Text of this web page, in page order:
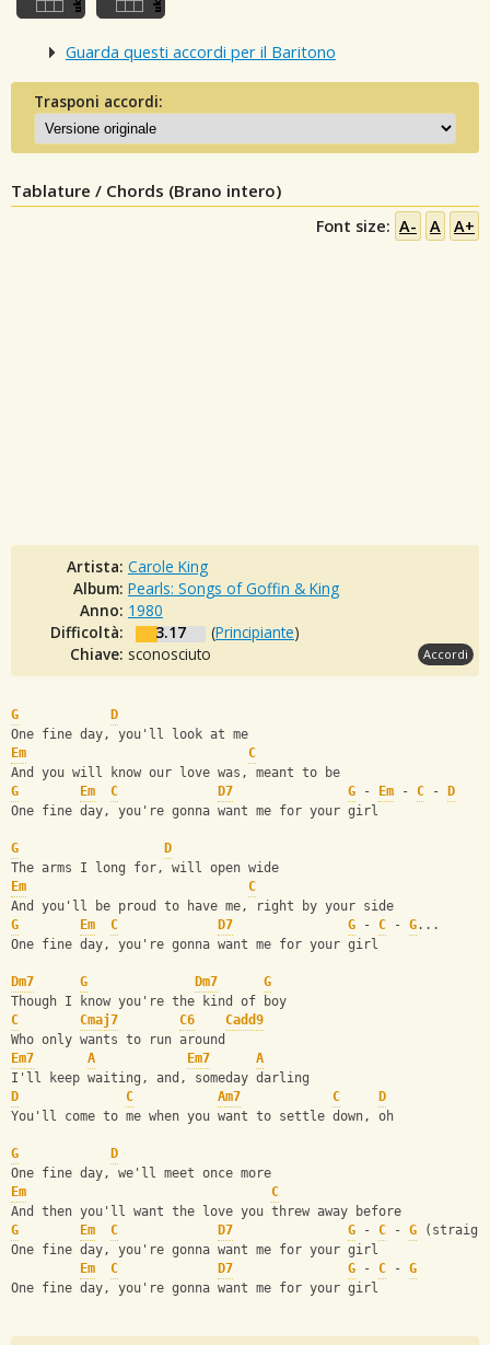
Guarda questi accordi per il Baritono
Trasponi accordi:
Tablature / Chords (Brano intero)
Font size: A- A A+
Artista: Carole King
Album: Pearls: Songs of Goffin & King
Anno: 1980
Difficoltà:
3.17 (Principiante)
Chiave: sconosciuto Accordi
G
D
One fine day, you'll look at me
Em
C
And you will know our love was, meant to be
G
Em C D7 G - Em - C -
D
One fine day, you're gonna want me for your girl
G
D
The arms I long for, will open wide
Em
C
And you'll be proud to have me, right by your side
G
Em C D7 G - C - G...
One fine day, you're gonna want me for your girl
Dm7 G Dm7
G
Though I know you're the kind of boy
C
Cmaj7 C6
Cadd9
Who only wants to run around
Em7
A Em7
A
I'll keep waiting, and, someday darling
D
C Am7 C
D
You'll come to me when you want to settle down, oh
G
D
One fine day, we'll meet once more
Em
C
And then you'll want the love you threw away before
G
Em C D7 G - C - G
One fine day, you're gonna want me for your girl
Em
C D7 G - C - G
One fine day, you're gonna want me for your girl